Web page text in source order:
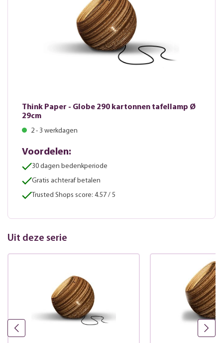
Think Paper - Globe 290 kartonnen tafellamp Ø
29cm
2 - 3 werkdagen
Voordelen:
30 dagen bedenkperiode
Gratis achteraf betalen
Trusted Shops score: 4.57 / 5
Uit deze serie